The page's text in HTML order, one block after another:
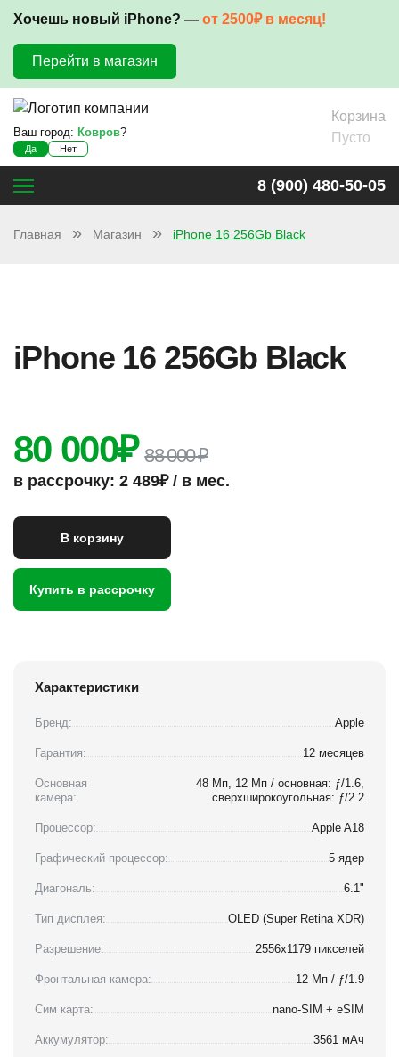
Хочешь новый iPhone? — от 2500₽ в месяц!
Перейти в магазин
Ваш город: Ковров?
Да Нет
Корзина
Пусто
8 (900) 480-50-05
Главная Магазин iPhone 16 256Gb Black
iPhone 16 256Gb Black
80 000₽ 88 000 ₽
в рассрочку: 2 489₽ / в мес.
В корзину
Купить в рассрочку
Характеристики
Бренд: Apple
Гарантия: 12 месяцев
Основная
камера:
48 Мп, 12 Мп / основная: ƒ/1.6,
сверхширокоугольная: ƒ/2.2
Процессор: Apple A18
Графический процессор: 5 ядер
Диагональ: 6.1"
Тип дисплея: OLED (Super Retina XDR)
Разрешение: 2556x1179 пикселей
Фронтальная камера: 12 Мп / ƒ/1.9
Сим карта: nano-SIM + eSIM
Аккумулятор: 3561 мАч